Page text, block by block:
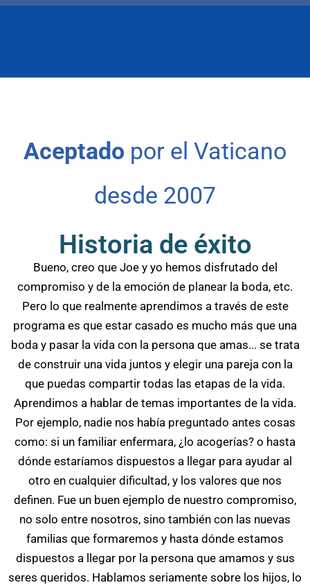
Aceptado por el Vaticano
desde 2007
Historia de éxito
Bueno, creo que Joe y yo hemos disfrutado del
compromiso y de la emoción de planear la boda, etc.
Pero lo que realmente aprendimos a través de este
programa es que estar casado es mucho más que una
boda y pasar la vida con la persona que amas... se trata
de construir una vida juntos y elegir una pareja con la
que puedas compartir todas las etapas de la vida.
Aprendimos a hablar de temas importantes de la vida.
Por ejemplo, nadie nos había preguntado antes cosas
como: si un familiar enfermara, ¿lo acogerías? o hasta
dónde estaríamos dispuestos a llegar para ayudar al
otro en cualquier dificultad, y los valores que nos
definen. Fue un buen ejemplo de nuestro compromiso,
no solo entre nosotros, sino también con las nuevas
familias que formaremos y hasta dónde estamos
dispuestos a llegar por la persona que amamos y sus
seres queridos. Hablamos seriamente sobre los hijos, lo